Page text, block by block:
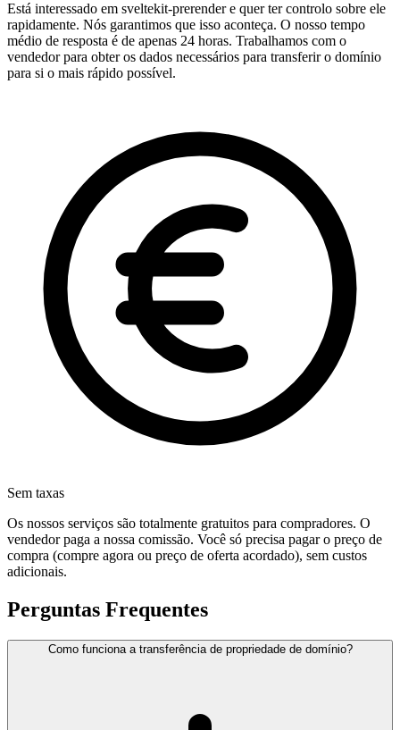
Está interessado em sveltekit-prerender e quer ter controlo sobre ele
rapidamente. Nós garantimos que isso aconteça. O nosso tempo
médio de resposta é de apenas 24 horas. Trabalhamos com o
vendedor para obter os dados necessários para transferir o domínio
para si o mais rápido possível.
Sem taxas
Os nossos serviços são totalmente gratuitos para compradores. O
vendedor paga a nossa comissão. Você só precisa pagar o preço de
compra (compre agora ou preço de oferta acordado), sem custos
adicionais.
Perguntas Frequentes
Como funciona a transferência de propriedade de domínio?